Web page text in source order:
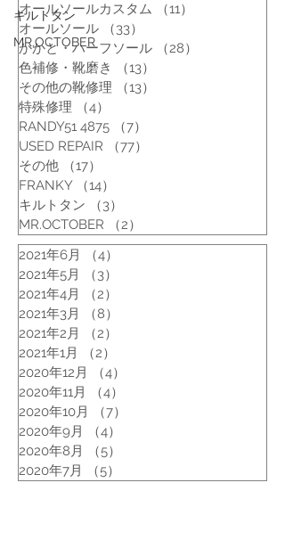
キルトタン
MR.OCTOBER
オールソールカスタム
（11）
オールソール
（33）
かかと・ハーフソール
（28）
色補修・靴磨き
（13）
その他の靴修理
（13）
特殊修理
（4）
RANDY51 4875
（7）
USED REPAIR
（77）
その他
（17）
FRANKY
（14）
キルトタン
（3）
MR.OCTOBER
（2）
2021年6月
（4）
2021年5月
（3）
2021年4月
（2）
2021年3月
（8）
2021年2月
（2）
2021年1月
（2）
2020年12月
（4）
2020年11月
（4）
2020年10月
（7）
2020年9月
（4）
2020年8月
（5）
2020年7月
（5）